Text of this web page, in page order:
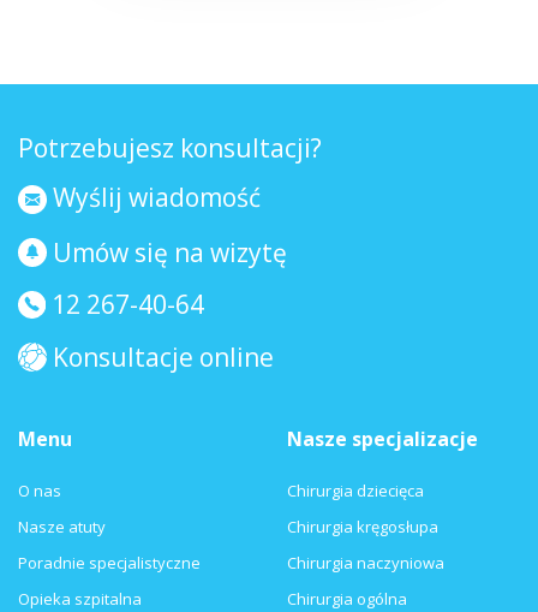
Potrzebujesz konsultacji?
Wyślij wiadomość
Umów się na wizytę
12 267-40-64
Konsultacje online
Nasze specjalizacje
Chirurgia dziecięca
Chirurgia kręgosłupa
Chirurgia naczyniowa
Chirurgia ogólna
Menu
O nas
Nasze atuty
Poradnie specjalistyczne
Opieka szpitalna